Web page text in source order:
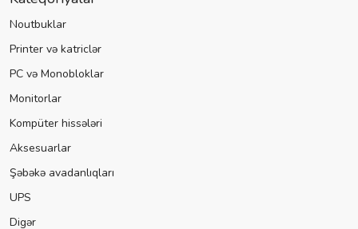
Noutbuklar
Printer və katriclər
PC və Monobloklar
Monitorlar
Kompüter hissələri
Aksesuarlar
Şəbəkə avadanlıqları
UPS
Digər